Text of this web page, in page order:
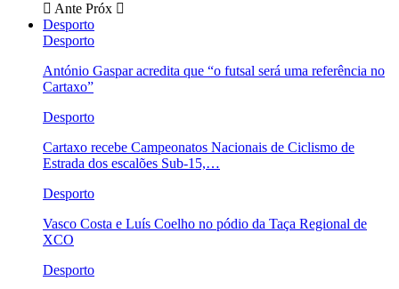
Ante Próx
Desporto
Desporto
António Gaspar acredita que “o futsal será uma referência no
Cartaxo”
Desporto
Cartaxo recebe Campeonatos Nacionais de Ciclismo de
Estrada dos escalões Sub-15,…
Desporto
Vasco Costa e Luís Coelho no pódio da Taça Regional de
XCO
Desporto